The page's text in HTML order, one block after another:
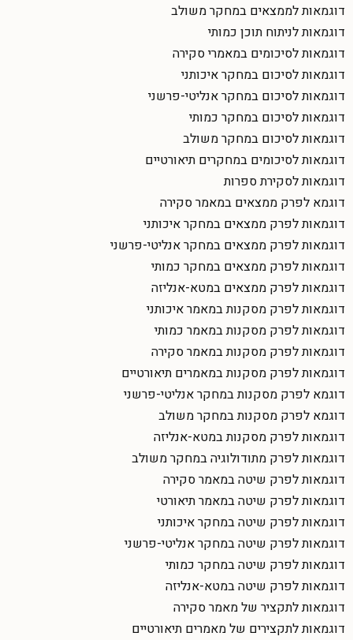
דוגמאות לממצאים במחקר משולב
דוגמאות לניתוח תוכן כמותי
דוגמאות לסיכומים במאמרי סקירה
דוגמאות לסיכום במחקר איכותני
דוגמאות לסיכום במחקר אנליטי-פרשני
דוגמאות לסיכום במחקר כמותי
דוגמאות לסיכום במחקר משולב
דוגמאות לסיכומים במחקרים תיאורטיים
דוגמאות לסקירת ספרות
דוגמא לפרק ממצאים במאמר סקירה
דוגמאות לפרק ממצאים במחקר איכותני
דוגמאות לפרק ממצאים במחקר אנליטי-פרשני
דוגמאות לפרק ממצאים במחקר כמותי
דוגמאות לפרק ממצאים במטא-אנליזה
דוגמאות לפרק מסקנות במאמר איכותני
דוגמאות לפרק מסקנות במאמר כמותי
דוגמאות לפרק מסקנות במאמר סקירה
דוגמאות לפרק מסקנות במאמרים תיאורטיים
דוגמא לפרק מסקנות במחקר אנליטי-פרשני
דוגמא לפרק מסקנות במחקר משולב
דוגמאות לפרק מסקנות במטא-אנליזה
דוגמאות לפרק מתודולוגיה במחקר משולב
דוגמאות לפרק שיטה במאמר סקירה
דוגמאות לפרק שיטה במאמר תיאורטי
דוגמאות לפרק שיטה במחקר איכותני
דוגמאות לפרק שיטה במחקר אנליטי-פרשני
דוגמאות לפרק שיטה במחקר כמותי
דוגמאות לפרק שיטה במטא-אנליזה
דוגמאות לתקציר של מאמר סקירה
דוגמאות לתקצירים של מאמרים תיאורטיים